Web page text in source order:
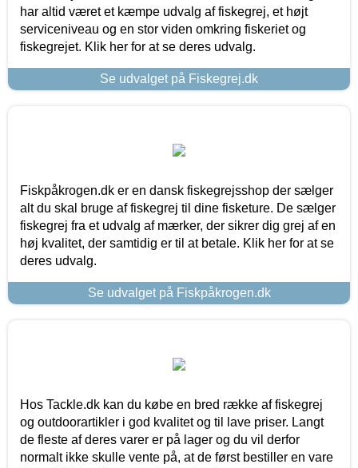
har altid været et kæmpe udvalg af fiskegrej, et højt
serviceniveau og en stor viden omkring fiskeriet og
fiskegrejet. Klik her for at se deres udvalg.
Se udvalget på Fiskegrej.dk
Fiskpåkrogen.dk er en dansk fiskegrejsshop der sælger
alt du skal bruge af fiskegrej til dine fisketure. De sælger
fiskegrej fra et udvalg af mærker, der sikrer dig grej af en
høj kvalitet, der samtidig er til at betale. Klik her for at se
deres udvalg.
Se udvalget på Fiskpåkrogen.dk
Hos Tackle.dk kan du købe en bred række af fiskegrej
og outdoorartikler i god kvalitet og til lave priser. Langt
de fleste af deres varer er på lager og du vil derfor
normalt ikke skulle vente på, at de først bestiller en vare